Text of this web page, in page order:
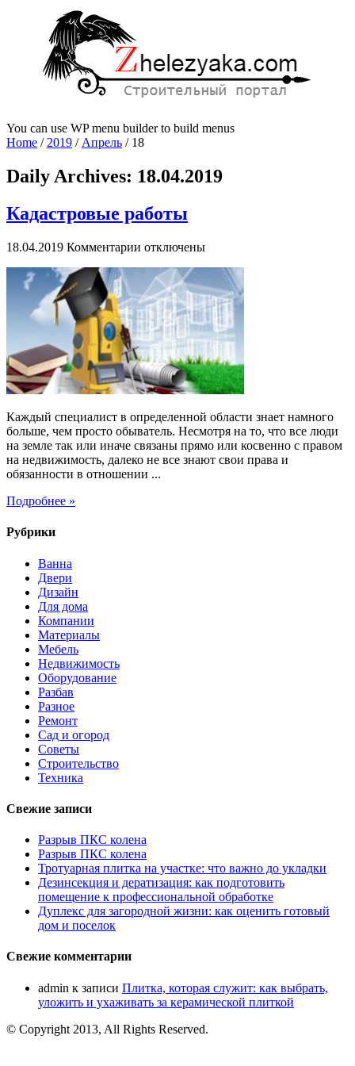
You can use WP menu builder to build menus
Home /2019 /Апрель / 18
Daily Archives: 18.04.2019
Кадастровые работы
18.04.2019 Комментарии к
Кадастровые
работы
отключены
Каждый специалист в определенной области знает намного
больше, чем просто обыватель. Несмотря на то, что все люди
на земле так или иначе связаны прямо или косвенно с правом
на недвижимость, далеко не все знают свои права и
обязанности в отношении ...
Подробнее »
Рубрики
Ванна
Двери
Дизайн
Для дома
Компании
Материалы
Мебель
Недвижимость
Оборудование
Разбав
Разное
Ремонт
Сад и огород
Советы
Строительство
Техника
Свежие записи
Разрыв ПКС колена
Разрыв ПКС колена
Тротуарная плитка на участке: что важно до укладки
Дезинсекция и дератизация: как подготовить
помещение к профессиональной обработке
Дуплекс для загородной жизни: как оценить готовый
дом и поселок
Свежие комментарии
admin к записи Плитка, которая служит: как выбрать,
уложить и ухаживать за керамической плиткой
© Copyright 2013, All Rights Reserved.